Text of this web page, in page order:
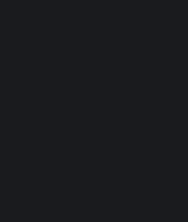
vous convertira au vert.
et accédez à des avantages
les fonctionnalités du dôme
résistance ! La plateforme
de bases spatiales.
la galerie ? Désormais, vous
Construisez des bases
et tout cela sera
également l'endroit idéal
à jour implémente de
possible d'organiser sa base